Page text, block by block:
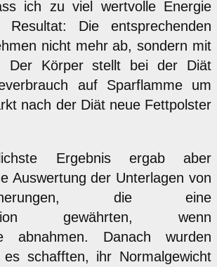
ich zu viel wertvolle Energie
Resultat: Die entsprechenden
nicht mehr ab, sondern mit
Der Körper stellt bei der Diät
auf Sparflamme um
nach der Diät neue Fettpolster
Ergebnis ergab aber
Auswertung der Unterlagen von
die eine
gewährten, wenn
abnahmen. Danach wurden
schafften, ihr Normalgewicht